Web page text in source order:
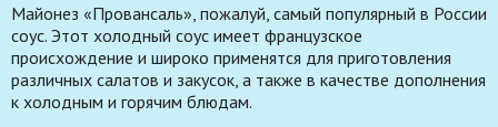
Майонез «Провансаль», пожалуй, самый популярный в России
соус. Этот холодный соус имеет французское
происхождение и широко применятся для приготовления
различных салатов и закусок, а также в качестве дополнения
к холодным и горячим блюдам.